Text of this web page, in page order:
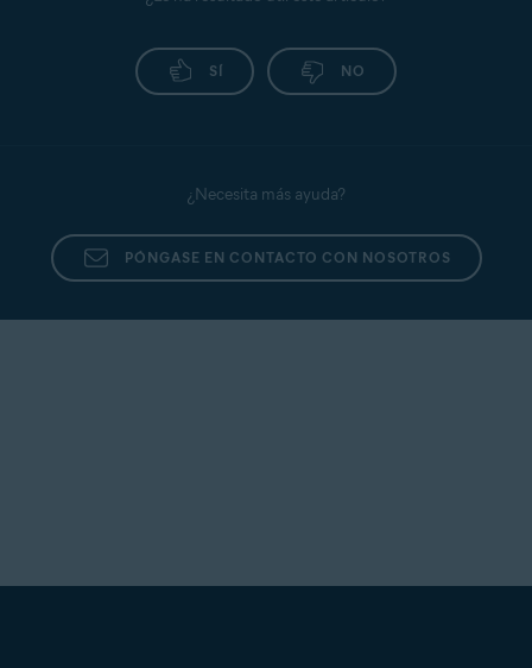
SÍ NO
¿Necesita más ayuda?
PÓNGASE EN CONTACTO CON NOSOTROS